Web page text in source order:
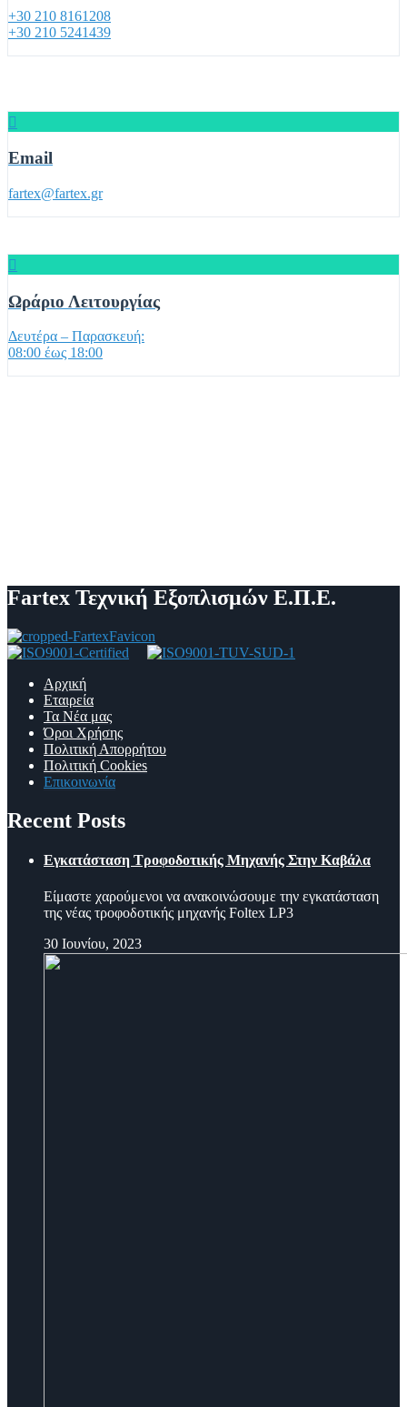
+30 210 8161208
+30 210 5241439
Email
fartex@fartex.gr
Ωράριο Λειτουργίας
Δευτέρα – Παρασκευή:
08:00 έως 18:00
Fartex Τεχνική Εξοπλισμών Ε.Π.Ε.
Αρχική
Εταιρεία
Τα Νέα μας
Όροι Χρήσης
Πολιτική Απορρήτου
Πολιτική Cookies
Επικοινωνία
Recent Posts
Εγκατάσταση Τροφοδοτικής Μηχανής Στην Καβάλα
Είμαστε χαρούμενοι να ανακοινώσουμε την εγκατάσταση
της νέας τροφοδοτικής μηχανής Foltex LP3
30 Ιουνίου, 2023